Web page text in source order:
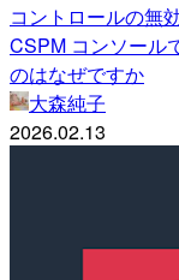
コントロールの無
CSPM コンソール
のはなぜですか
大森純子
2026.02.13